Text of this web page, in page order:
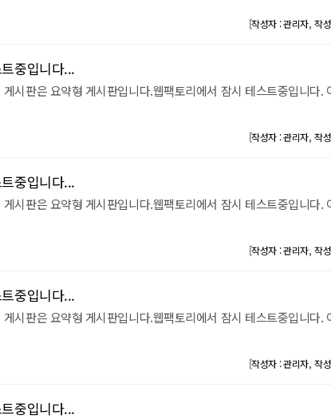
[작성자 : 관리자,작
중입니다...
시판은 요약형 게시판입니다.웹팩토리에서 잠시 테스트중입니다.
[작성자 : 관리자,작
중입니다...
시판은 요약형 게시판입니다.웹팩토리에서 잠시 테스트중입니다.
[작성자 : 관리자,작
중입니다...
시판은 요약형 게시판입니다.웹팩토리에서 잠시 테스트중입니다.
[작성자 : 관리자,작
중입니다...